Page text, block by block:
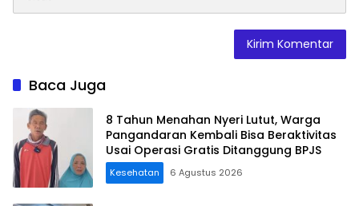
Baca Juga
8 Tahun Menahan Nyeri Lutut, Warga
Pangandaran Kembali Bisa Beraktivitas
Usai Operasi Gratis Ditanggung BPJS
Kesehatan 6 Agustus 2026